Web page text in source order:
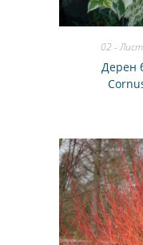
02 -
Дерен